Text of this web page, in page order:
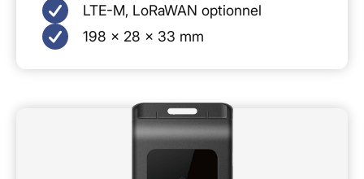
LTE-M, LoRaWAN optionnel
198 × 28 × 33 mm